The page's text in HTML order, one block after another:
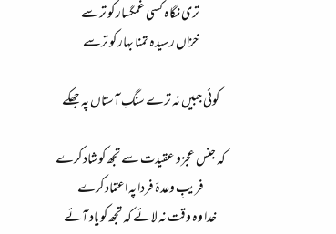
تری نگاہ کسی غمگسار کو ترسے
خزاں رسیدہ تمنا بہار کو ترسے
کوئی جبیں نہ ترے سنگِ آستاں پہ جھکے
کہ جنس عجزو عقیدت سے تجھ کو شاد کرے
فریبِ وعدۂ فردا پہ اعتماد کرے
خدا وہ وقت نہ لائے کہ تجھ کو یاد آئے